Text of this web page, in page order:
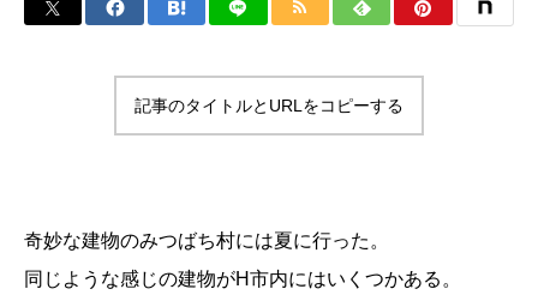
記事のタイトルとURLをコピーする
奇妙な建物のみつばち村には夏に行った。
同じような感じの建物がH市内にはいくつかある。